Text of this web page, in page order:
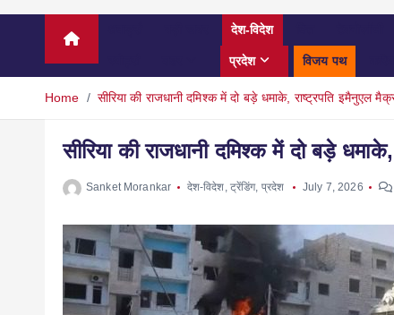
देश-विदेश
प्रदेश विजय पथ
Home सीरिया की राजधानी दमिश्क में दो बड़े धमाके, राष्ट्रपति इमैनुएल
सीरिया की राजधानी दमिश्क में दो बड़े
Sanket Morankar देश-विदेश, ट्रेंडिंग, प्रदेश July 7, 2026